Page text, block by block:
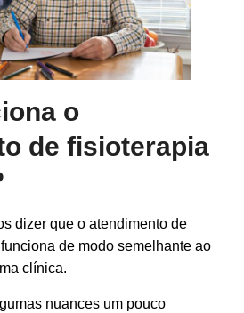
o
de fisioterapia
dizer que o atendimento de
de modo semelhante ao
clínica.
nuances um pouco